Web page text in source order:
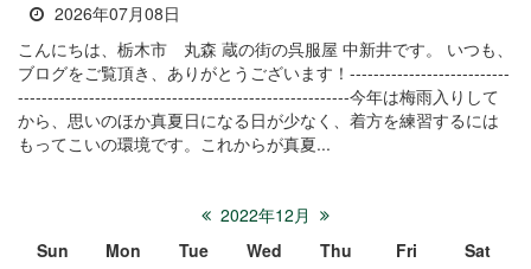
2026年07月08日
こんにちは、栃木市 丸森 蔵の街の呉服屋 中新井です。 いつも、
ブログをご覧頂き、ありがとうございます！---------------------------
--------------------------------------------------------今年は梅雨入りして
から、思いのほか真夏日になる日が少なく、着方を練習するには
もってこいの環境です。これからが真夏...
2022年12月
Sun
Mon Tue Wed Thu Fri
Sat